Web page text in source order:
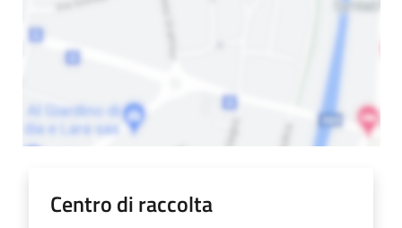
Centro di raccolta